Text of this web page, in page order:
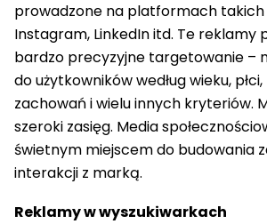
prowadzone na platformach takich
Instagram, LinkedIn itd. Te reklamy
bardzo precyzyjne targetowanie –
do użytkowników według wieku,
zachowań i wielu innych kryteriów.
szeroki zasięg. Media
świetnym miejscem do budowania
interakcji z marką.
Reklamy w wyszukiwarkach